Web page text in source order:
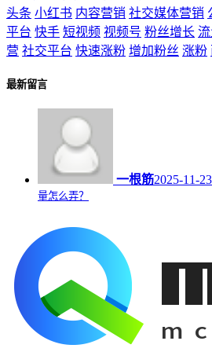
头条 小红书 内容营销 社交媒体营销
平台 快手 短视频 视频号 粉丝增长
营 社交平台 快速涨粉 增加粉丝 涨粉
最新留言
一根筋2025-11-
量怎么弄？